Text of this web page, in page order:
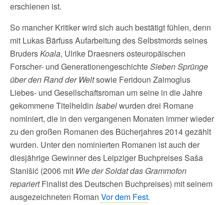
erschienen ist.
So mancher Kritiker wird sich auch bestätigt fühlen, denn
mit Lukas Bärfuss Aufarbeitung des Selbstmords seines
BrudersKoala, Ulrike Draesners osteuropäischen
Forscher- und GenerationengeschichteSieben Sprünge
über den Rand der Weltsowie Feridoun Zaimoglus
Liebes- und Gesellschaftsroman um seine in die Jahre
gekommene Titelheldin Isabelwurden drei Romane
nominiert, die in den vergangenen Monaten immer wieder
zu den großen Romanen des Bücherjahres 2014 gezählt
wurden. Unter den nominierten Romanen ist auch der
diesjährige Gewinner des Leipziger Buchpreises Saša
Stanišić (2006 mit Wie der Soldat das Grammofon
repariertFinalist des Deutschen Buchpreises) mit seinem
ausgezeichneten Roman Vor dem Fest.